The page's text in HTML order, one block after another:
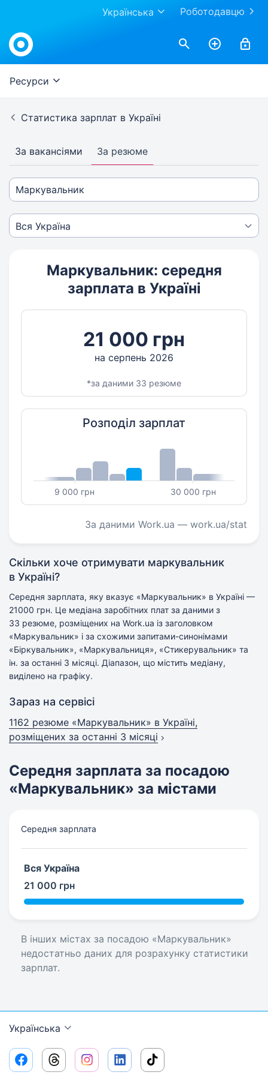
Роботодавцю
Українська
Ресурси
Статистика зарплат в Україні
За вакансіями За резюме
Маркувальник: середня
зарплата в Україні
21 000 грн
на серпень 2026
*за даними 33 резюме
Розподіл зарплат
9 000 грн 30 000 грн
За даними Work.ua — work.ua/stat
Скільки хоче отримувати маркувальник
в Україні?
Середня зарплата, яку вказує «Маркувальник» в Україні —
21000 грн. Це медіана заробітних плат за даними з
33 резюме, розміщених на Work.ua із заголовком
«Маркувальник» і за схожими запитами-синонімами
«Біркувальник», «Маркувальниця», «Стикерувальник» та
ін. за останні 3 місяці. Діапазон, що містить медіану,
виділено на графіку.
Зараз на сервісі
1162 резюме «Маркувальник» в Україні,
розміщених за останні 3 місяці
Середня зарплата за посадою
«Маркувальник» за містами
Середня зарплата
Вся Україна
21 000 грн
В інших містах за посадою «Маркувальник»
недостатньо даних для розрахунку статистики
зарплат.
Українська